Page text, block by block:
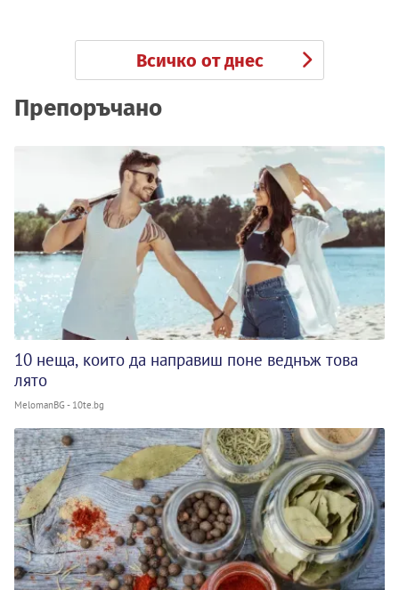
Всичко от днес
Препоръчано
10 неща, които да направиш поне веднъж това
лято
MelomanBG - 10te.bg